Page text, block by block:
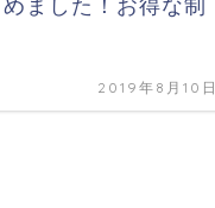
ました！お得な制
2019年8月10日